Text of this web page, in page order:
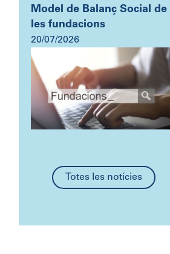
Model de Balanç Social de
les fundacions
20/07/2026
Totes les notícies